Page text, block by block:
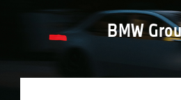
もうれしかったですね。
故障探求をする際には、
と決めつけると重要なも
ことがあるので、「多分
らいに留めて進めるように
かと身にしみて感じたの
教育プログラムの充実ぶ
た。MINIの独自資格の頂
指す各段階で、レベルに
設定されていて、やる気次
と思っています。このオ
ことで、MINIのテクニシ
りを感じることができます
MINIのテクニシャンは試
ジュニア・テクニシャンか
BMW